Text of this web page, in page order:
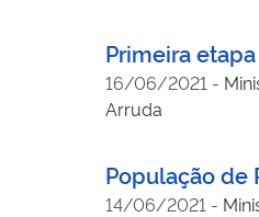
Primeira
16/06/2021 -
Arruda
População de
14/06/2021 -